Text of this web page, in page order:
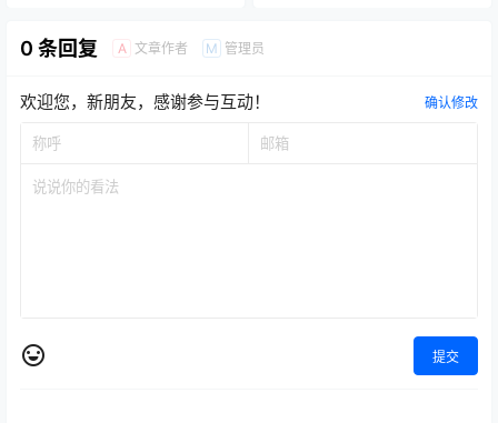
0 条回复 A 文章作者 M 管理员
欢迎您，新朋友，感谢参与互动！ 确认修改
提交